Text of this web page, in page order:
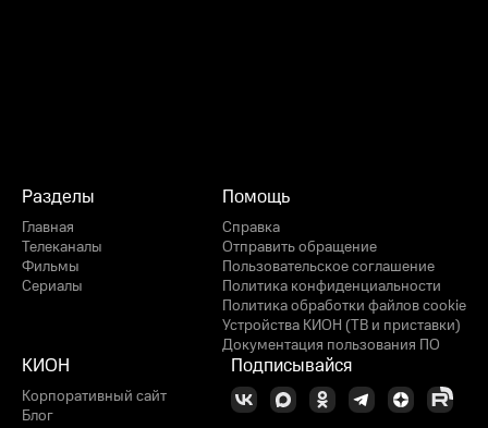
Разделы
Главная
Телеканалы
Фильмы
Сериалы
Помощь
Справка
Отправить обращение
Пользовательское соглашение
Политика конфиденциальности
Политика обработки файлов cookie
Устройства КИОН (ТВ и приставки)
Документация пользования ПО
КИОН
Корпоративный сайт
Блог
Подписывайся